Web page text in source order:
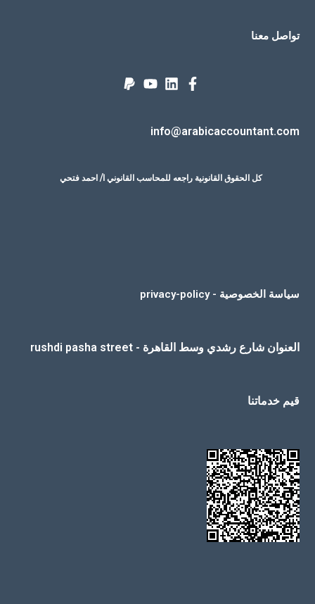
تواصل معنا
info@arabicaccountant.com
كل الحقوق القانونية راجعه للمحاسب القانوني ا/ احمد فتحي
سياسة الخصوصية - privacy-policy
العنوان شارع رشدي وسط القاهرة - rushdi pasha street
قيم خدماتنا